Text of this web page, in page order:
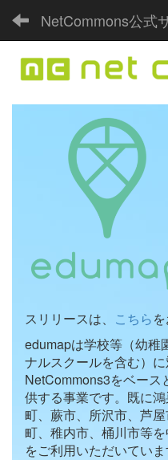
NetCommons公式
スリリースは、 こちら
edumapは学校等（幼稚
ナルスクールを含む）
NetCommons3をベース
供する事業です。既に
町、蕨市、所沢市、芦
町、稚内市、桶川市等
をご利用いただいていま